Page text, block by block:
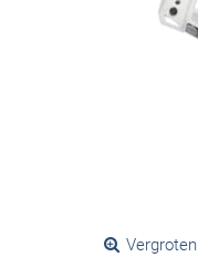
Vergroten